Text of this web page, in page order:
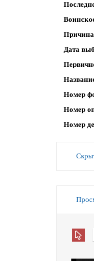
Дата
Номер
Номер
Номер